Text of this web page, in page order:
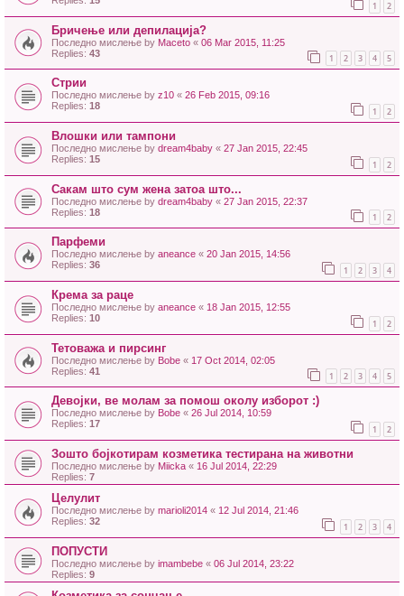
1 2
Бричење или депилација?
Последно мислење by Maceto « 06 Mar 2015, 11:25
Replies: 43 1 2 3 4 5
Стрии
Последно мислење by z10 « 26 Feb 2015, 09:16
Replies: 18 1 2
Влошки или тампони
Последно мислење by dream4baby « 27 Jan 2015, 22:45
Replies: 15 1 2
Сакам што сум жена затоа што...
Последно мислење by dream4baby « 27 Jan 2015, 22:37
Replies: 18 1 2
Парфеми
Последно мислење by aneance « 20 Jan 2015, 14:56
Replies: 36 1 2 3 4
Крема за раце
Последно мислење by aneance « 18 Jan 2015, 12:55
Replies: 10 1 2
Тетоважа и пирсинг
Последно мислење by Bobe « 17 Oct 2014, 02:05
Replies: 41 1 2 3 4 5
Девојки, ве молам за помош околу изборот :)
Последно мислење by Bobe « 26 Jul 2014, 10:59
Replies: 17 1 2
Зошто бојкотирам козметика тестирана на животни
Последно мислење by Miicka « 16 Jul 2014, 22:29
Replies: 7
Целулит
Последно мислење by marioli2014 « 12 Jul 2014, 21:46
Replies: 32 1 2 3 4
ПОПУСТИ
Последно мислење by imambebe « 06 Jul 2014, 23:22
Replies: 9